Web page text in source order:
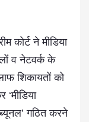
कोर्ट ने मीडिया
व नेटवर्क के
शिकायतों को
‘मीडिया
गठित करने